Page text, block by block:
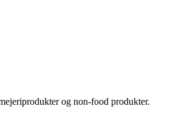
og non-food produkter.